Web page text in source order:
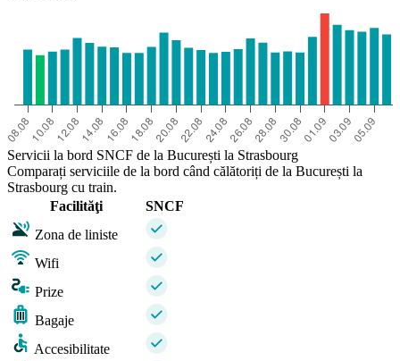
Servicii la bord SNCF de la București la Strasbourg
Comparați serviciile de la bord când călătoriți de la București la
Strasbourg cu train.
Facilităţi
SNCF
Zona de liniste
Wifi
Prize
Bagaje
Accesibilitate